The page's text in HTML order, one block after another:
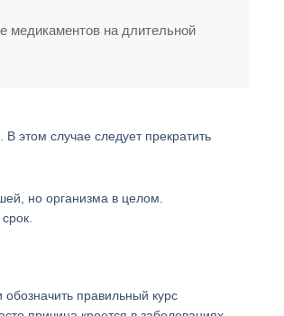
медикаментов на длительной
. В этом случае следует прекратить
но организма в целом.
правильный курс